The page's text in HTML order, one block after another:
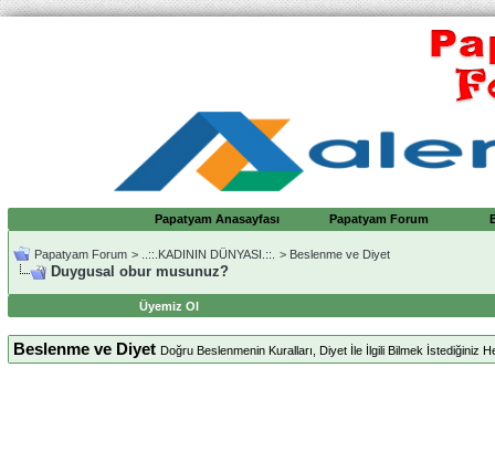
Papatyam Anasayfası Papatyam Forum
Papatyam Forum > ..::.KADININ DÜNYASI.::. > Beslenme ve Diyet
Duygusal obur musunuz?
Üyemiz Ol
Beslenme ve Diyet Doğru Beslenmenin Kuralları, Diyet İle İlgili Bilmek İstediğiniz